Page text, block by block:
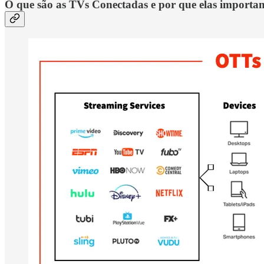
O que são as TVs Conectadas e por que elas